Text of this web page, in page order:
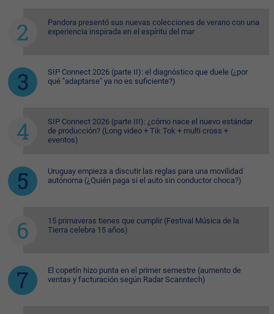
Pandora presentó sus nuevas colecciones de verano con una
experiencia inspirada en el espíritu del mar
SIP Connect 2026 (parte II): el diagnóstico que duele (¿por
qué "adaptarse" ya no es suficiente?)
SIP Connect 2026 (parte III): ¿cómo nace el nuevo estándar
de producción? (Long video + Tik Tok + multi cross +
eventos)
Uruguay empieza a discutir las reglas para una movilidad
autónoma (¿Quién paga si el auto sin conductor choca?)
15 primaveras tienes que cumplir (Festival Música de la
Tierra celebra 15 años)
El copetín hizo punta en el primer semestre (aumento de
ventas y facturación según Radar Scanntech)